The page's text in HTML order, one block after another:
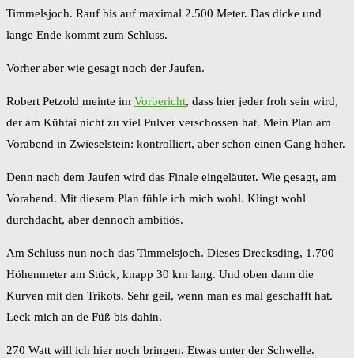
Timmelsjoch. Rauf bis auf maximal 2.500 Meter. Das dicke und
lange Ende kommt zum Schluss.
Vorher aber wie gesagt noch der Jaufen.
Robert Petzold meinte im Vorbericht, dass hier jeder froh sein wird,
der am Kühtai nicht zu viel Pulver verschossen hat. Mein Plan am
Vorabend in Zwieselstein: kontrolliert, aber schon einen Gang höher.
Denn nach dem Jaufen wird das Finale eingeläutet. Wie gesagt, am
Vorabend. Mit diesem Plan fühle ich mich wohl. Klingt wohl
durchdacht, aber dennoch ambitiös.
Am Schluss nun noch das Timmelsjoch. Dieses Drecksding, 1.700
Höhenmeter am Stück, knapp 30 km lang. Und oben dann die
Kurven mit den Trikots. Sehr geil, wenn man es mal geschafft hat.
Leck mich an de Füß bis dahin.
270 Watt will ich hier noch bringen. Etwas unter der Schwelle.